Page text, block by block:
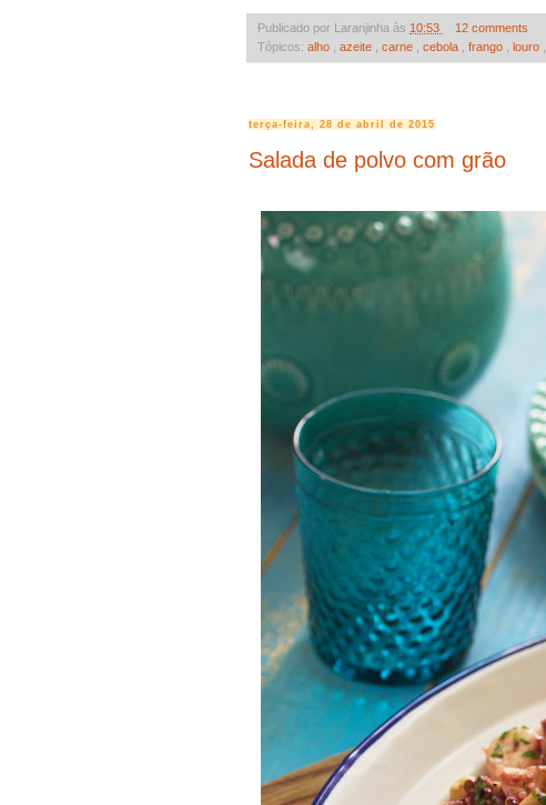
Publicado por Laranjinha às 10:53
12 comments
Tópicos: alho azeite carne cebola frango louro
terça-feira, 28 de abril de 2015
Salada de polvo com grão